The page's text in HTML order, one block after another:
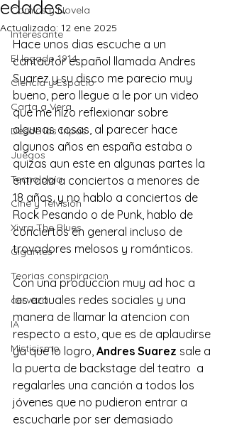
Comics y Novela
Interesante
El legado 1914
Ciencia y Espacio
Carta a Vera
Desde las tripas
Juegos
Tecnología
Cine y Telvisión
Xivra The Blues
Gigantes
Teorias conspiracion
cerveza
IA
Misticismo
edades.
Actualizado: 12 ene 2025
Hace unos dias escuche a un
cantautor español llamada Andres
Suarez y su disco me parecio muy
bueno, pero llegue a le por un video
que me hizo reflexionar sobre
algunas cosas, al parecer hace
algunos años en españa estaba o
quizas aun este en algunas partes la
entrada a conciertos a menores de
18 años, y no hablo a conciertos de
Rock Pesando o de Punk, hablo de
conciertos en general incluso de
trovadores melosos y románticos.
Con una produccion muy ad hoc a
las actuales redes sociales y una
manera de llamar la atencion con
respecto a esto, que es de aplaudirse
ya que lo logro, Andres Suarez sale a
la puerta de backstage del teatro  a
regalarles una canción a todos los
jóvenes que no pudieron entrar a
escucharle por ser demasiado